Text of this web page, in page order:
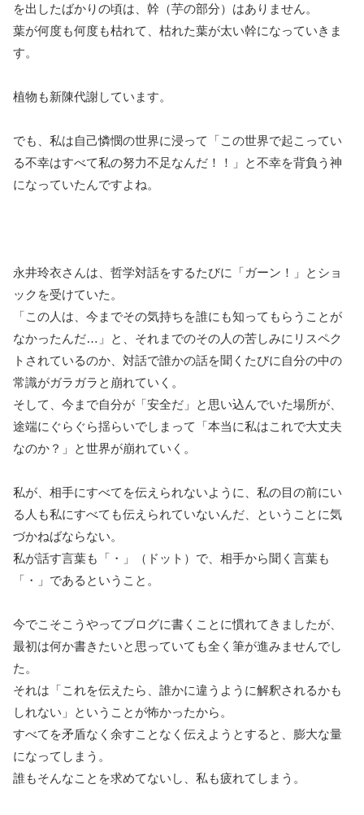
を出したばかりの頃は、幹（芋の部分）はありません。
葉が何度も何度も枯れて、枯れた葉が太い幹になっていきま
す。
植物も新陳代謝しています。
でも、私は自己憐憫の世界に浸って「この世界で起こってい
る不幸はすべて私の努力不足なんだ！！」と不幸を背負う神
になっていたんですよね。
永井玲衣さんは、哲学対話をするたびに「ガーン！」とショ
ックを受けていた。
「この人は、今までその気持ちを誰にも知ってもらうことが
なかったんだ…」と、それまでのその人の苦しみにリスペク
トされているのか、対話で誰かの話を聞くたびに自分の中の
常識がガラガラと崩れていく。
そして、今まで自分が「安全だ」と思い込んでいた場所が、
途端にぐらぐら揺らいでしまって「本当に私はこれで大丈夫
なのか？」と世界が崩れていく。
私が、相手にすべてを伝えられないように、私の目の前にい
る人も私にすべても伝えられていないんだ、ということに気
づかねばならない。
私が話す言葉も「・」（ドット）で、相手から聞く言葉も
「・」であるということ。
今でこそこうやってブログに書くことに慣れてきましたが、
最初は何か書きたいと思っていても全く筆が進みませんでし
た。
それは「これを伝えたら、誰かに違うように解釈されるかも
しれない」ということが怖かったから。
すべてを矛盾なく余すことなく伝えようとすると、膨大な量
になってしまう。
誰もそんなことを求めてないし、私も疲れてしまう。